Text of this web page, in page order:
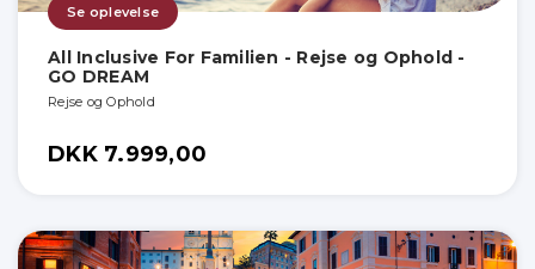
Se oplevelse
All Inclusive For Familien - Rejse og Ophold -
GO DREAM
Rejse og Ophold
DKK 7.999,00